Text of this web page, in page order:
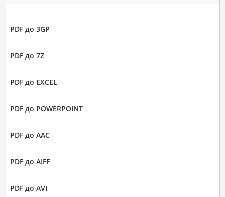
PDF до 3GP
PDF до 7Z
PDF до EXCEL
PDF до POWERPOINT
PDF до AAC
PDF до AIFF
PDF до AVI